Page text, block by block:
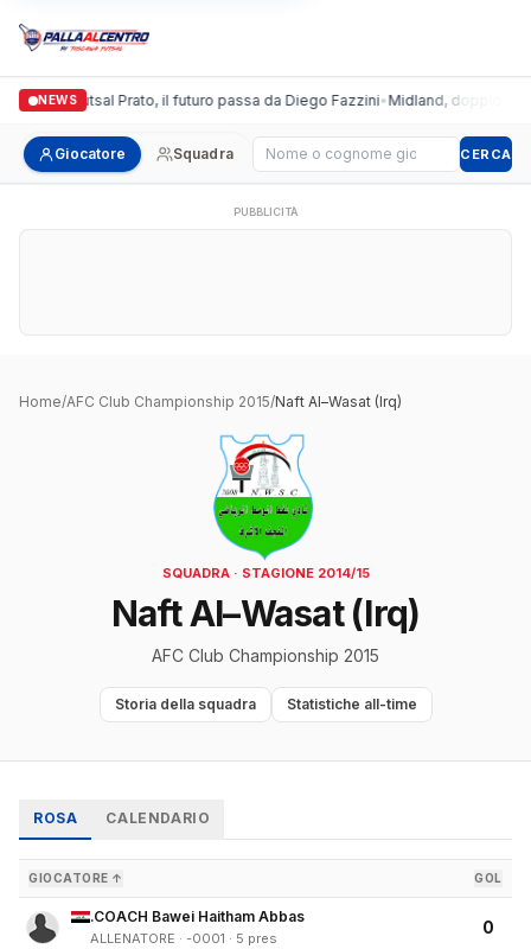
NEWSFutsal Prato, il futuro passa da Diego Fazzini•Midland, doppio
Giocatore Squadra Cerca giocatore CERCA
PUBBLICITÀ
Home/AFC Club Championship 2015/Naft Al–Wasat (Irq)
SQUADRA · STAGIONE 2014/15
Naft Al–Wasat (Irq)
AFC Club Championship 2015
Storia della squadra Statistiche all-time
ROSA CALENDARIO
GIOCATORE ↑ GOL
.COACH Bawei Haitham Abbas
ALLENATORE · -0001 · 5 pres
0